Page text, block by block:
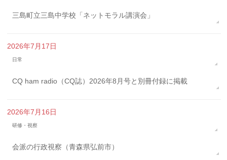
三島町立三島中学校「ネットモラル講演会」
2026年7月17日
日常
CQ ham radio（CQ誌）2026年8月号と別冊付録に掲載
2026年7月16日
研修・視察
会派の行政視察（青森県弘前市）